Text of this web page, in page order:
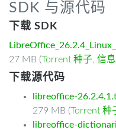
SDK 与源代码
下载 SDK
27 MB (Torrent 种子, 信息
下载源代码
libreoffice-
279 MB (Torrent 种
libreoffice-